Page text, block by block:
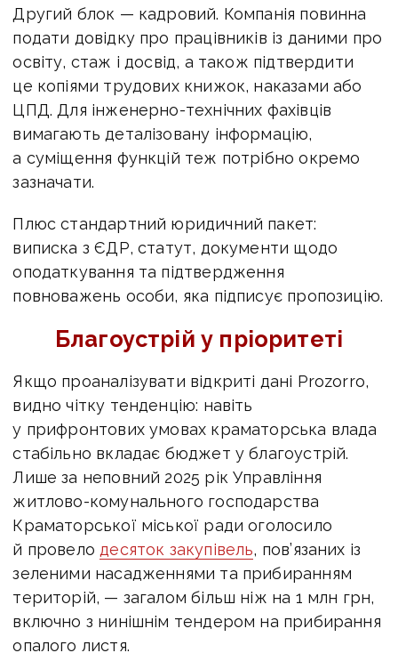
Другий блок — кадровий. Компанія повинна
подати довідку про працівників із даними про
освіту, стаж і досвід, а також підтвердити
це копіями трудових книжок, наказами або
ЦПД. Для інженерно-технічних фахівців
вимагають деталізовану інформацію,
а суміщення функцій теж потрібно окремо
зазначати.
Плюс стандартний юридичний пакет:
виписка з ЄДР, статут, документи щодо
оподаткування та підтвердження
повноважень особи, яка підписує пропозицію.
Благоустрій у пріоритеті
Якщо проаналізувати відкриті дані Prozorro,
видно чітку тенденцію: навіть
у прифронтових умовах краматорська влада
стабільно вкладає бюджет у благоустрій.
Лише за неповний 2025 рік Управління
житлово-комунального господарства
Краматорської міської ради оголосило
й провелодесяток закупівель, пов’язаних із
зеленими насадженнями та прибиранням
територій, — загалом більш ніж на 1 млн грн,
включно з нинішнім тендером на прибирання
опалого листя.